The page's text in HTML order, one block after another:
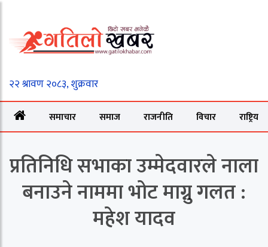
समाचार समाज राजनीति विचार राष्ट्रिय
प्रतिनिधि सभाका उम्मेदवारले नाला
बनाउने नाममा भोट माग्नु गलत :
महेश यादव